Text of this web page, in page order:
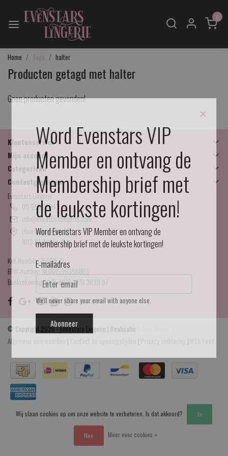
0
Home Tags halter
Producten getagd met halter
Geen producten gevonden!
Klantenservice
Mijn account
Categorieën
Contactgegevens
Evenstars Lingerie
06-25536043
info@evenstarslingerie.com
Haarlemmerdijk 21
1013 KA Amsterdam
KvK Number: 75017679
BTW-number: NL001595356B03
Bankrekening: NL75 INGB 0778 3839 97
© Copyright 2026 - Evenstars Lingerie | Realisatie
Algemene voorwaarden
| | |
×
Word Evenstars VIP
Member en ontvang de
Membership brief met
de leukste kortingen!
Word Evenstars VIP Member en ontvang de
membership brief met de leukste kortingen!
E-mailadres
We'll never share your email with anyone else.
Abonneer
Wij slaan cookies op om onze website te verbeteren. Is dat akkoord? Ja
Nee Meer over cookies »